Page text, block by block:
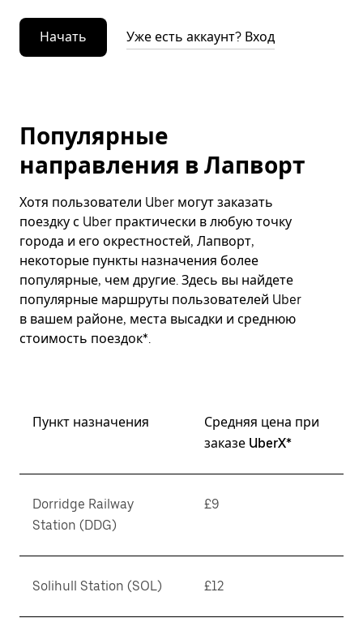
Начать Уже есть аккаунт? Вход
Популярные
направления в Лапворт
Хотя пользователи Uber могут заказать
поездку с Uber практически в любую точку
города и его окрестностей, Лапворт,
некоторые пункты назначения более
популярные, чем другие. Здесь вы найдете
популярные маршруты пользователей Uber
в вашем районе, места высадки и среднюю
стоимость поездок*.
Пункт назначения
Средняя цена при
заказе UberX*
Dorridge Railway
Station (DDG)
£9
Solihull Station (SOL) £12